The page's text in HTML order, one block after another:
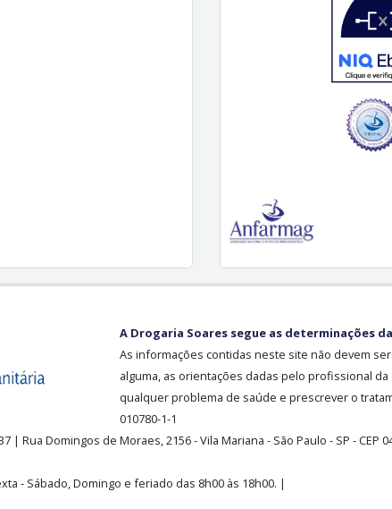
A Drogaria Soares segue as determinações
As informações contidas neste site não devem
alguma, as orientações dadas pelo profissional
qualquer problema de saúde e prescrever o
010780-1-1
| Rua Domingos de Moraes, 2156-Vila Mariana - São Paulo - SP - CEP
- Sábado, Domingo e feriado das 8h00 às 18h00. |